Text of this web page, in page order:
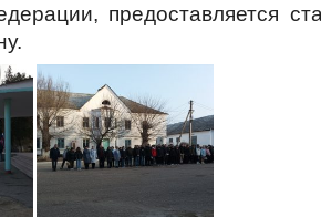
предоставляется